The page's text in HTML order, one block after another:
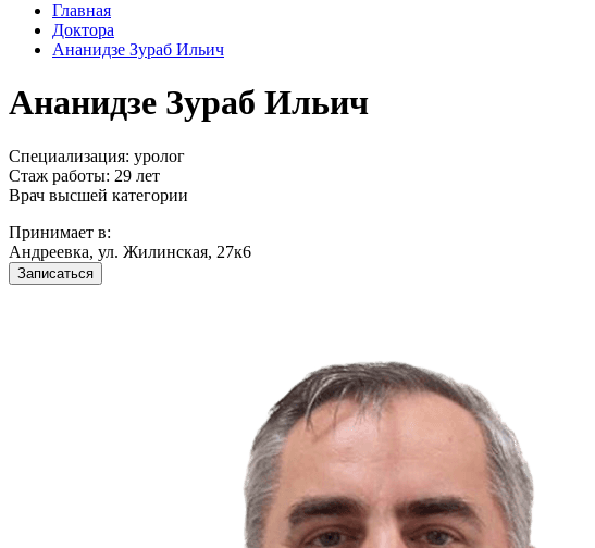
Главная
Доктора
Ананидзе Зураб Ильич
Ананидзе Зураб Ильич
Специализация: уролог
Стаж работы: 29 лет
Врач высшей категории
Принимает в:
Андреевка, ул. Жилинская, 27к6
Записаться